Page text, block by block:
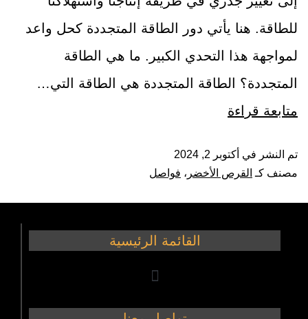
للطاقة. هنا يأتي دور الطاقة المتجددة كحل واعد
لمواجهة هذا التحدي الكبير. ما هي الطاقة
المتجددة؟ الطاقة المتجددة هي الطاقة التي…
متابعة قراءة
تم النشر في أكتوبر 2, 2024
مصنف كـ القرص الأخضر ، فواصل
القائمة الرئيسية